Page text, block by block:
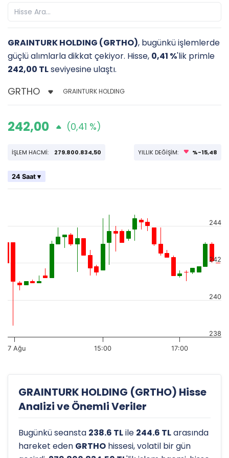
GRAINTURK HOLDING (GRTHO), bugünkü işlemlerde
güçlü alımlarla dikkat çekiyor. Hisse, 0,41 %'lik primle
242,00 TLseviyesine ulaştı.
GRAINTURK HOLDING
242,00 (0,41 %)
İŞLEM HACMİ: 279.800.834,50 YILLIK DEĞİŞİM: %-15,48
24 Saat ▾
7 Ağu 15:00 17:00
238
240
242
244
GRAINTURK HOLDING (GRTHO) Hisse
Analizi ve Önemli Veriler
Bugünkü seansta 238.6 TLile 244.6 TLarasında
hareket eden GRTHO hissesi, volatil bir gün